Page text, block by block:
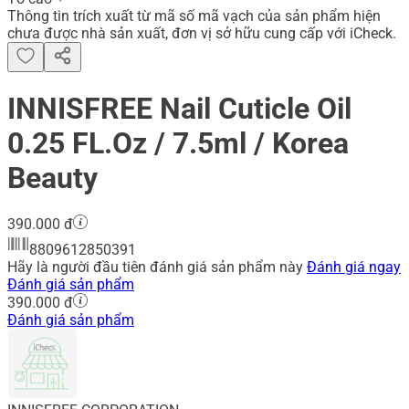
Thông tin trích xuất từ mã số mã vạch của sản phẩm hiện
chưa được nhà sản xuất, đơn vị sở hữu cung cấp với iCheck.
INNISFREE Nail Cuticle Oil
0.25 FL.Oz / 7.5ml / Korea
Beauty
390.000 đ
8809612850391
Hãy là người đầu tiên đánh giá sản phẩm này Đánh giá ngay
Đánh giá sản phẩm
390.000 đ
Đánh giá sản phẩm